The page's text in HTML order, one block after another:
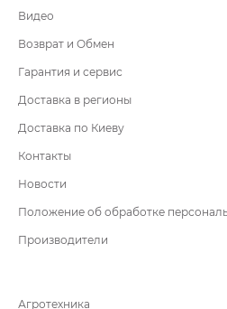
Видео
Возврат и Обмен
Гарантия и сервис
Доставка в регионы
Доставка по Киеву
Контакты
Новости
Положение об обработке
Производители
Агротехника